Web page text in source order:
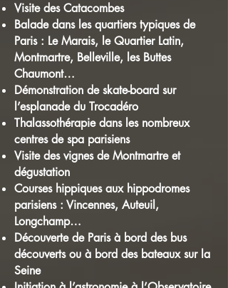
Visite des Catacombes
Balade dans les quartiers typiques de
Paris : Le Marais, le Quartier Latin,
Montmartre, Belleville, les Buttes
Chaumont…
Démonstration de skate-board sur
l’esplanade du Trocadéro
Thalassothérapie dans les nombreux
centres de spa parisiens
Visite des vignes de Montmartre et
dégustation
Courses hippiques aux hippodromes
parisiens : Vincennes, Auteuil,
Longchamp…
Découverte de Paris à bord des bus
découverts ou à bord des bateaux sur la
Seine